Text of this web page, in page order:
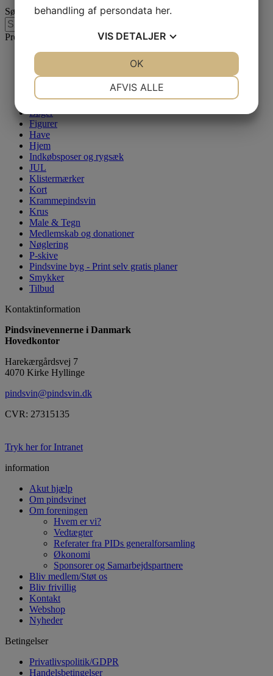
Søg produkter
Søg
efter:
Produktkategorier
Alle varer
Årskalender
Årskalender 2025
Billeder
Bøger
Figurer
Have
Hjem
Indkøbsposer og rygsæk
JUL
Klistermærker
Kort
Krammepindsvin
Krus
Male & Tegn
Medlemskab og donationer
Nøglering
P-skive
Pindsvine byg - Print selv gratis planer
Smykker
Tilbud
Kontaktinformation
Pindsvinevennerne i Danmark
Hovedkontor
Harekærgårdsvej 7
4070 Kirke Hyllinge
pindsvin@pindsvin.dk
CVR: 27315135
Tryk her for Intranet
information
Akut hjælp
Om pindsvinet
Om foreningen
Hvem er vi?
Vedtægter
Referater fra PIDs generalforsamling
Økonomi
Sponsorer og Samarbejdspartnere
Bliv medlem/Støt os
Bliv frivillig
Kontakt
Webshop
Nyheder
Betingelser
Privatlivspolitik/GDPR
Handelsbetingelser
behandling af persondata her.
VIS DETALJER
AFVIS ALLE
OK